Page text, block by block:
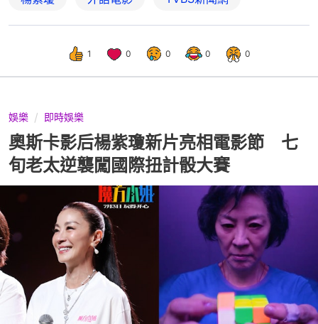
1 0 0 0 0
娛樂 即時娛樂
奧斯卡影后楊紫瓊新片亮相電影節 七
旬老太逆襲闖國際扭計骰大賽